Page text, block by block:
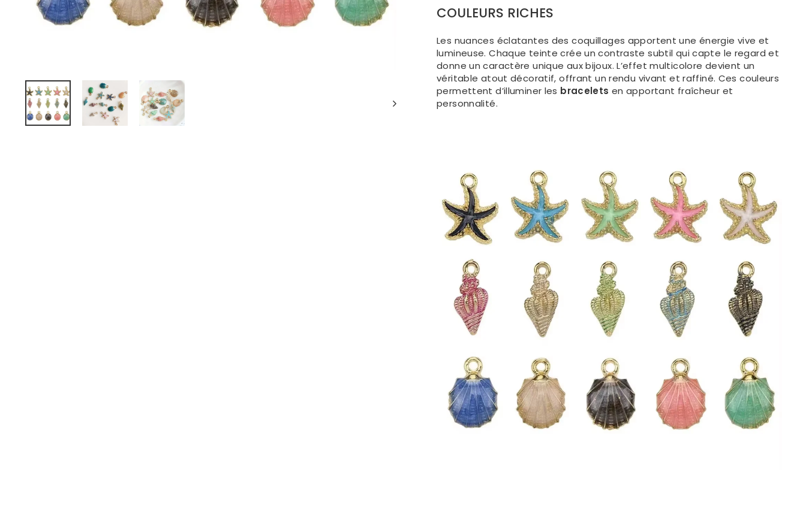
COULEURS RICHES
Les nuances éclatantes des coquillages apportent une énergie vive et
lumineuse. Chaque teinte crée un contraste subtil qui capte le regard et
donne un caractère unique aux bijoux. L’effet multicolore devient un
véritable atout décoratif, offrant un rendu vivant et raffiné. Ces couleurs
permettent d’illuminer les bracelets en apportant fraîcheur et
personnalité.